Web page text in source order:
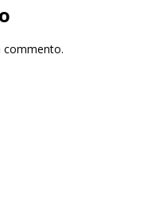
commento.